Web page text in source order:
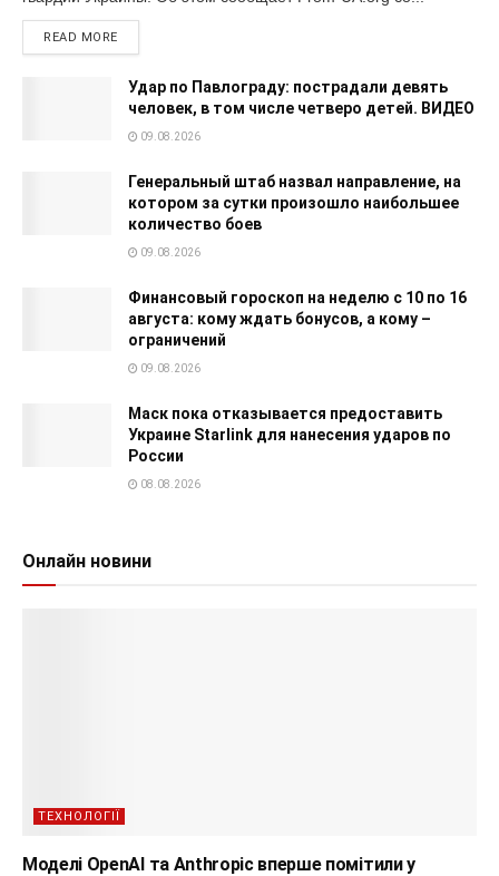
READ MORE
Удар по Павлограду: пострадали девять
человек, в том числе четверо детей. ВИДЕО
09.08.2026
Генеральный штаб назвал направление, на
котором за сутки произошло наибольшее
количество боев
09.08.2026
Финансовый гороскоп на неделю с 10 по 16
августа: кому ждать бонусов, а кому –
ограничений
09.08.2026
Маск пока отказывается предоставить
Украине Starlink для нанесения ударов по
России
08.08.2026
Онлайн новини
ТЕХНОЛОГІЇ
Моделі OpenAI та Anthropic вперше помітили у